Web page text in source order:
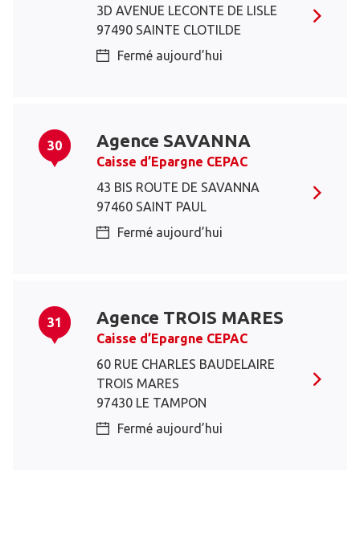
3D AVENUE LECONTE DE LISLE
97490 SAINTE CLOTILDE
Fermé aujourd’hui
30 Agence SAVANNA
Caisse d’Epargne CEPAC
43 BIS ROUTE DE SAVANNA
97460 SAINT PAUL
Fermé aujourd’hui
31 Agence TROIS MARES
Caisse d’Epargne CEPAC
60 RUE CHARLES BAUDELAIRE
TROIS MARES
97430 LE TAMPON
Fermé aujourd’hui